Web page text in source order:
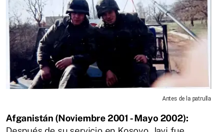
Antes de la patrulla
Afganistán (Noviembre 2001 - Mayo 2002):